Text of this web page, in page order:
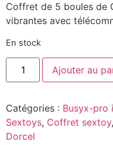
Coffret de 5 boules de
vibrantes avec
En stock
Ajouter au
Catégories : Busyx-pro
Sextoys, Coffret sextoy​,
Dorcel